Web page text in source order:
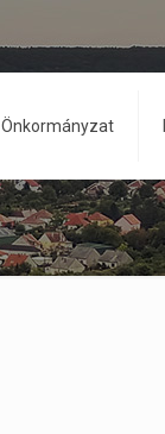
Önkormányzat